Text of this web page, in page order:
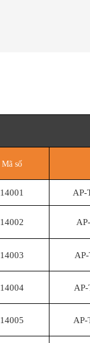
Mã số
14001 AP-
14002
14003
14004
14005 AP-